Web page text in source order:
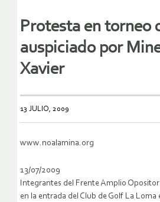
Protesta en torneo
auspiciado por
Xavier
13 JULIO, 2009
www.noalamina.org
13/07/2009
Integrantes del Frente Amplio
en la entrada del Club de Golf La Loma